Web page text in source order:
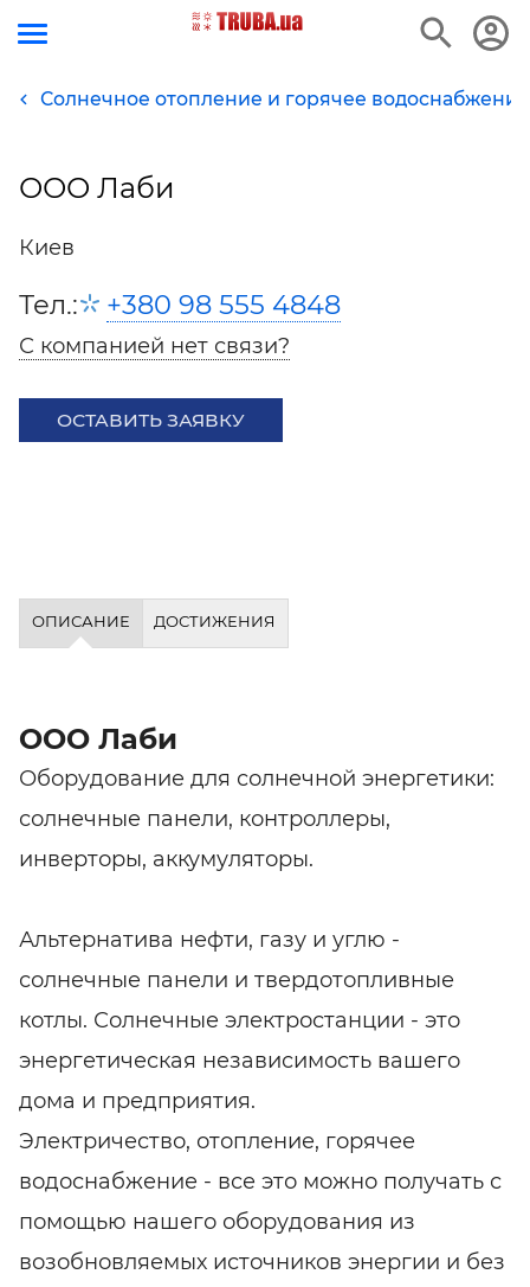
Солнечное отопление и горячее водоснабжение
ООО Лаби
Киев
Тел.: +380 98 555 4848
С компанией нет связи?
ОСТАВИТЬ ЗАЯВКУ
ОПИСАНИЕ ДОСТИЖЕНИЯ
ООО Лаби
Оборудование для солнечной энергетики:
солнечные панели, контроллеры,
инверторы, аккумуляторы.
Альтернатива нефти, газу и углю -
солнечные панели и твердотопливные
котлы. Солнечные электростанции - это
энергетическая независимость вашего
дома и предприятия.
Электричество, отопление, горячее
водоснабжение - все это можно получать с
помощью нашего оборудования из
возобновляемых источников энергии и без